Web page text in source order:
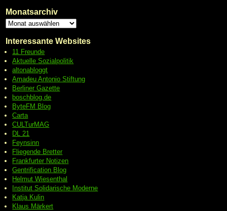
Monatsarchiv
Interessante Websites
11 Freunde
Aktuelle Sozialpolitik
altonabloggt
Amadeu Antonio Stiftung
Berliner Gazette
boschblog.de
ByteFM Blog
Carta
CULTurMAG
DL 21
Feynsinn
Fliegende Bretter
Frankfurter Notizen
Gentrification Blog
Helmut Wiesenthal
Institut Solidarische Moderne
Katja Kulin
Klaus Märkert